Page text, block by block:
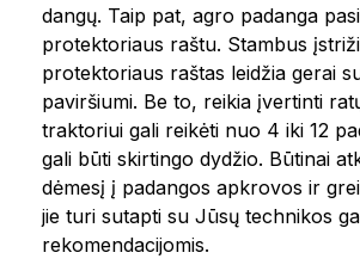
dangų. Taip pat, agro padanga
protektoriaus raštu. Stambus
protektoriaus raštas leidžia gerai
paviršiumi. Be to, reikia įvertinti
traktoriui gali reikėti nuo 4 iki 12
gali būti skirtingo dydžio. Būtinai
dėmesį į padangos apkrovos ir
jie turi sutapti su Jūsų technikos
rekomendacijomis.